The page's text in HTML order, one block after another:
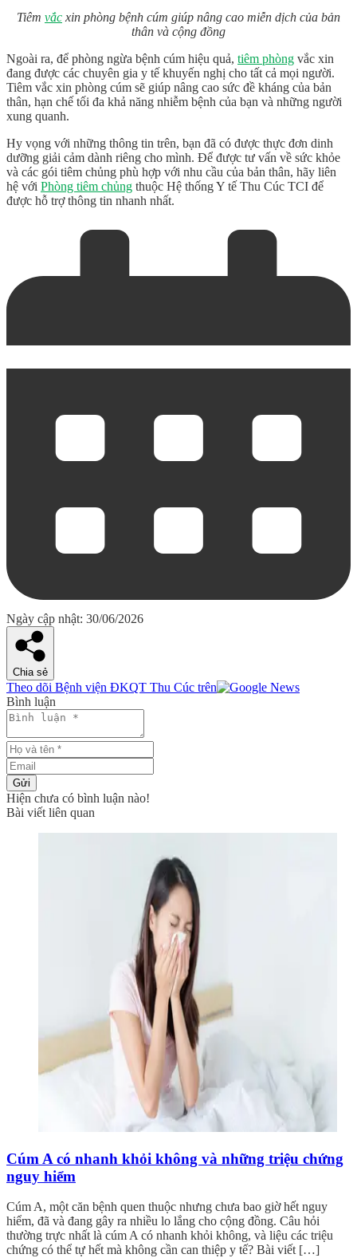
Tiêm vắc xin phòng bệnh cúm giúp nâng cao miễn dịch của bản
thân và cộng đồng
Ngoài ra, để phòng ngừa bệnh cúm hiệu quả, tiêm phòng vắc xin
đang được các chuyên gia y tế khuyến nghị cho tất cả mọi người.
Tiêm vắc xin phòng cúm sẽ giúp nâng cao sức đề kháng của bản
thân, hạn chế tối đa khả năng nhiễm bệnh của bạn và những người
xung quanh.
Hy vọng với những thông tin trên, bạn đã có được thực đơn dinh
dưỡng giải cảm dành riêng cho mình. Để được tư vấn về sức khỏe
và các gói tiêm chủng phù hợp với nhu cầu của bản thân, hãy liên
hệ với Phòng tiêm chủng thuộc Hệ thống Y tế Thu Cúc TCI để
được hỗ trợ thông tin nhanh nhất.
Ngày cập nhật: 30/06/2026
Chia sẻ
Theo dõi Bệnh viện ĐKQT Thu Cúc trên
Bình luận
Gửi
Hiện chưa có bình luận nào!
Bài viết liên quan
Cúm A có nhanh khỏi không và những triệu chứng
nguy hiểm
Cúm A, một căn bệnh quen thuộc nhưng chưa bao giờ hết nguy
hiểm, đã và đang gây ra nhiều lo lắng cho cộng đồng. Câu hỏi
thường trực nhất là cúm A có nhanh khỏi không, và liệu các triệu
chứng có thể tự hết mà không cần can thiệp y tế? Bài viết […]